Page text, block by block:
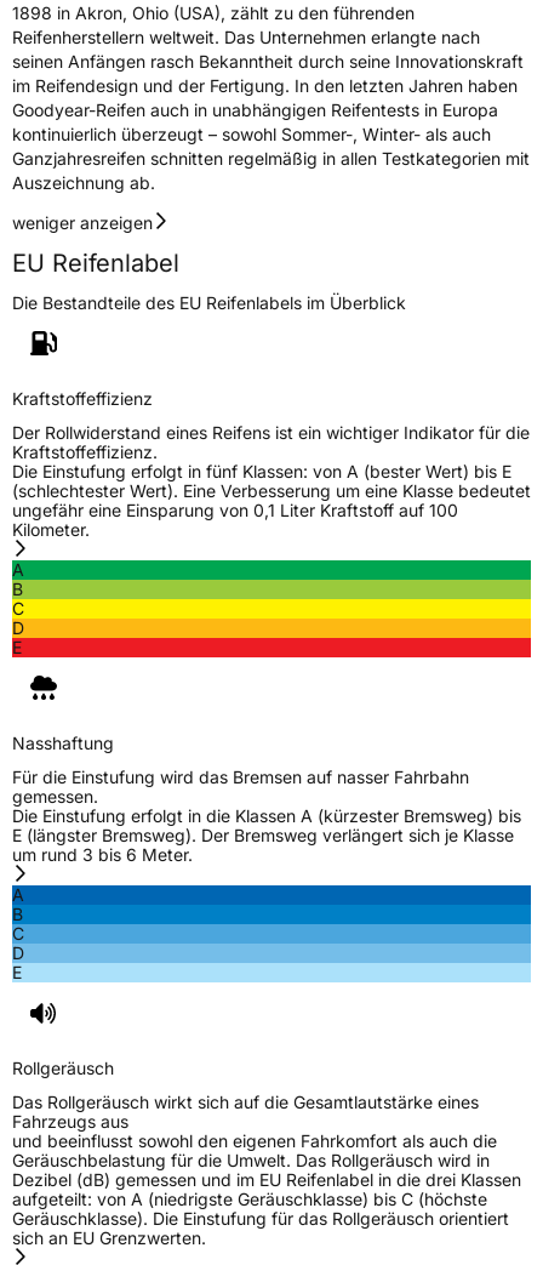
1898 in Akron, Ohio (USA), zählt zu den führenden
Reifenherstellern weltweit. Das Unternehmen erlangte nach
seinen Anfängen rasch Bekanntheit durch seine Innovationskraft
im Reifendesign und der Fertigung. In den letzten Jahren haben
Goodyear-Reifen auch in unabhängigen Reifentests in Europa
kontinuierlich überzeugt – sowohl Sommer-, Winter- als auch
Ganzjahresreifen schnitten regelmäßig in allen Testkategorien mit
Auszeichnung ab.
weniger anzeigen
EU Reifenlabel
Die Bestandteile des EU Reifenlabels im Überblick
Kraftstoffeffizienz
Der Rollwiderstand eines Reifens ist ein wichtiger Indikator für die
Kraftstoffeffizienz.
Die Einstufung erfolgt in fünf Klassen: von A (bester Wert) bis E
(schlechtester Wert). Eine Verbesserung um eine Klasse bedeutet
ungefähr eine Einsparung von 0,1 Liter Kraftstoff auf 100
Kilometer.
A
B
C
D
E
Nasshaftung
Für die Einstufung wird das Bremsen auf nasser Fahrbahn
gemessen.
Die Einstufung erfolgt in die Klassen A (kürzester Bremsweg) bis
E (längster Bremsweg). Der Bremsweg verlängert sich je Klasse
um rund 3 bis 6 Meter.
A
B
C
D
E
Rollgeräusch
Das Rollgeräusch wirkt sich auf die Gesamtlautstärke eines
Fahrzeugs aus
und beeinflusst sowohl den eigenen Fahrkomfort als auch die
Geräuschbelastung für die Umwelt. Das Rollgeräusch wird in
Dezibel (dB) gemessen und im EU Reifenlabel in die drei Klassen
aufgeteilt: von A (niedrigste Geräuschklasse) bis C (höchste
Geräuschklasse). Die Einstufung für das Rollgeräusch orientiert
sich an EU Grenzwerten.